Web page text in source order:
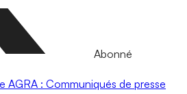
Abonné
AGRA : Communiqués de presse